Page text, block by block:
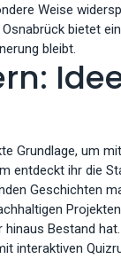
Weise
bietet
bleibt.
Grundlage, um
entdeckt ihr die
Geschichten
hinaus Bestand hat.
interaktiven